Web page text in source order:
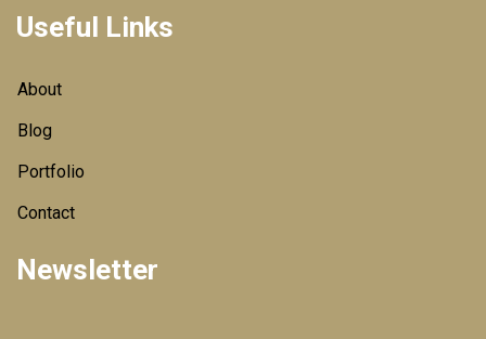
Useful Links
About
Blog
Portfolio
Contact
Newsletter